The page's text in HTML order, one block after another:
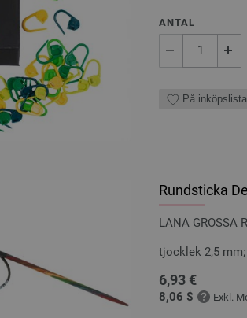
ANTAL
På
Rundsticka
LANA GROSSA
tjocklek 2,5
6,93 €
8,06 $ Exkl.